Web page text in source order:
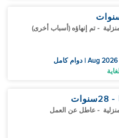
- تم إنهاؤه (أسباب أخرى)
- 28 سنوات
- عاطل عن العمل